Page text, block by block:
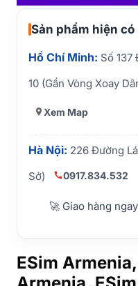
Sản phẩm hiện có
Hồ Chí Minh: Số 137
10 (Gần Vòng Xoay
Xem Map
Hà Nội: 226 Đường
Sở)
0917.834.532
🚀 Giao hàng
ESim